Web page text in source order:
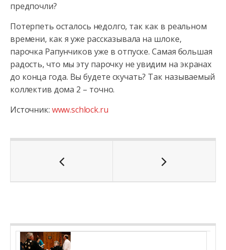
предпочли?
Потерпеть осталось недолго, так как в реальном
времени, как я уже рассказывала на шлоке,
парочка Рапунчиков уже в отпуске. Самая большая
радость, что мы эту парочку не увидим на экранах
до конца года. Вы будете скучать? Так называемый
коллектив дома 2 – точно.
Источник: www.schlock.ru